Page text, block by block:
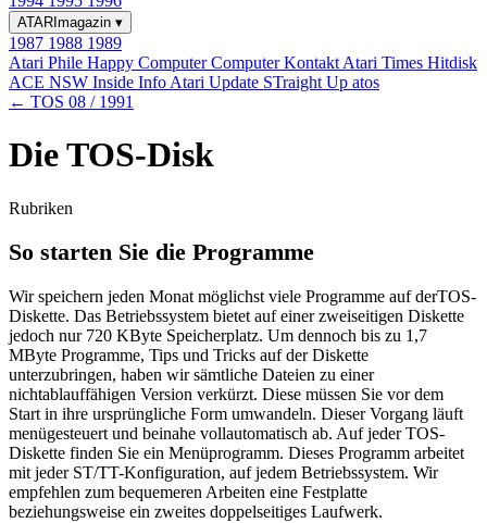
ATARImagazin ▾
1987 1988 1989
Atari Phile Happy ComputerComputer Kontakt Atari Times Hitdisk
ACE NSW Inside Info Atari Update STraight Up atos
← TOS 08 / 1991
Die TOS-Disk
Rubriken
So starten Sie die Programme
Wir speichern jeden Monat möglichst viele Programme auf derTOS-
Diskette. Das Betriebssystem bietet auf einer zweiseitigen Diskette
jedoch nur 720 KByte Speicherplatz. Um dennoch bis zu 1,7
MByte Programme, Tips und Tricks auf der Diskette
unterzubringen, haben wir sämtliche Dateien zu einer
nichtablauffähigen Version verkürzt. Diese müssen Sie vor dem
Start in ihre ursprüngliche Form umwandeln. Dieser Vorgang läuft
menügesteuert und beinahe vollautomatisch ab. Auf jeder TOS-
Diskette finden Sie ein Menüprogramm. Dieses Programm arbeitet
mit jeder ST/TT-Konfiguration, auf jedem Betriebssystem. Wir
empfehlen zum bequemeren Arbeiten eine Festplatte
beziehungsweise ein zweites doppelseitiges Laufwerk.